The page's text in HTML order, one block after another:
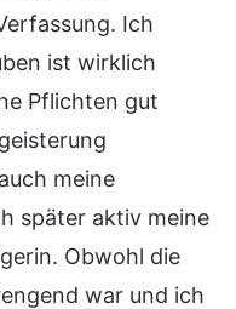
Ich
ist wirklich
Pflichten gut
meine
später aktiv meine
Obwohl die
war und ich